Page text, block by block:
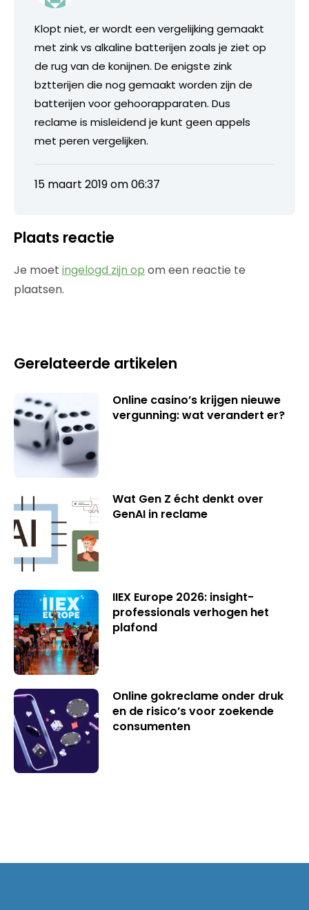
Klopt niet, er wordt een vergelijking gemaakt
met zink vs alkaline batterijen zoals je ziet op
de rug van de konijnen. De enigste zink
bztterijen die nog gemaakt worden zijn de
batterijen voor gehoorapparaten. Dus
reclame is misleidend je kunt geen appels
met peren vergelijken.
15 maart 2019 om 06:37
Plaats reactie
Je moet ingelogd zijn op om een reactie te
plaatsen.
Gerelateerde artikelen
Online casino’s krijgen nieuwe
vergunning: wat verandert er?
Wat Gen Z écht denkt over
GenAI in reclame
IIEX Europe 2026: insight-
professionals verhogen het
plafond
Online gokreclame onder druk
en de risico’s voor zoekende
consumenten